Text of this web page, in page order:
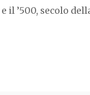
il ’500, secolo